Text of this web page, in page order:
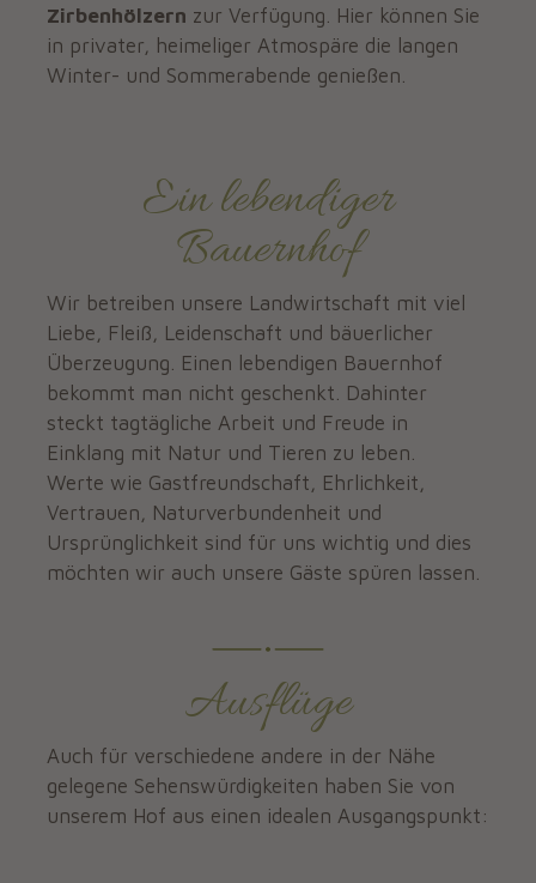
Zirbenhölzern zur Verfügung. Hier können Sie
in privater, heimeliger Atmospäre die langen
Winter- und Sommerabende genießen.
Ein lebendiger
Bauernhof
Wir betreiben unsere Landwirtschaft mit viel
Liebe, Fleiß, Leidenschaft und bäuerlicher
Überzeugung. Einen lebendigen Bauernhof
bekommt man nicht geschenkt. Dahinter
steckt tagtägliche Arbeit und Freude in
Einklang mit Natur und Tieren zu leben.
Werte wie Gastfreundschaft, Ehrlichkeit,
Vertrauen, Naturverbundenheit und
Ursprünglichkeit sind für uns wichtig und dies
möchten wir auch unsere Gäste spüren lassen.
Ausflüge
Auch für verschiedene andere in der Nähe
gelegene Sehenswürdigkeiten haben Sie von
unserem Hof aus einen idealen Ausgangspunkt: